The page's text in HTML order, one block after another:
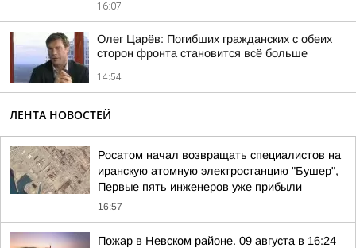
16:07
Олег Царёв: Погибших гражданских с обеих
сторон фронта становится всё больше
14:54
ЛЕНТА НОВОСТЕЙ
Росатом начал возвращать специалистов на
иранскую атомную электростанцию "Бушер",
Первые пять инженеров уже прибыли
16:57
Пожар в Невском районе. 09 августа в 16:24